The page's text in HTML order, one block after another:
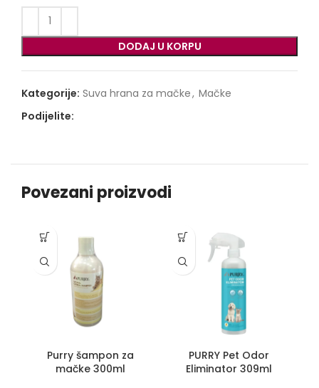
DODAJ U KORPU
Kategorije: Suva hrana za mačke, Mačke
Podijelite:
Povezani proizvodi
Purry šampon za
mačke 300ml
PURRY Pet Odor
Eliminator 309ml